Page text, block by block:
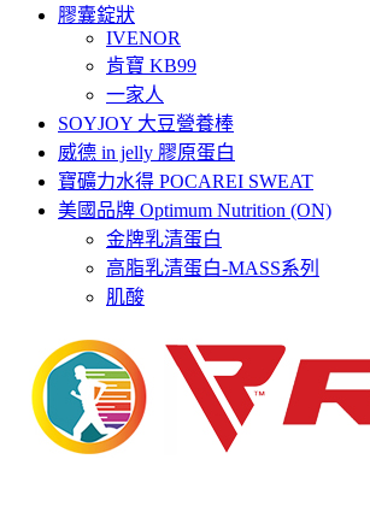
膠囊錠狀
IVENOR
肯寶 KB99
一家人
SOYJOY 大豆營養棒
威德 in jelly 膠原蛋白
寶礦力水得 POCAREI SWEAT
美國品牌 Optimum Nutrition (ON)
金牌乳清蛋白
高脂乳清蛋白-MASS系列
肌酸